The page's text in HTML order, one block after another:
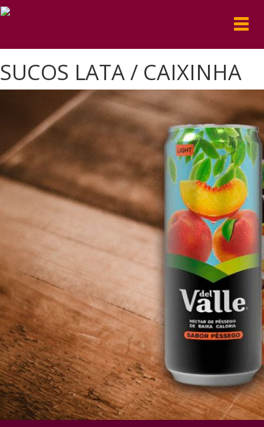
SUCOS LATA / CAIXINHA